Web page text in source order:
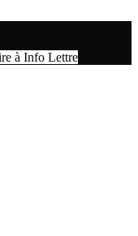
à Info Lettre